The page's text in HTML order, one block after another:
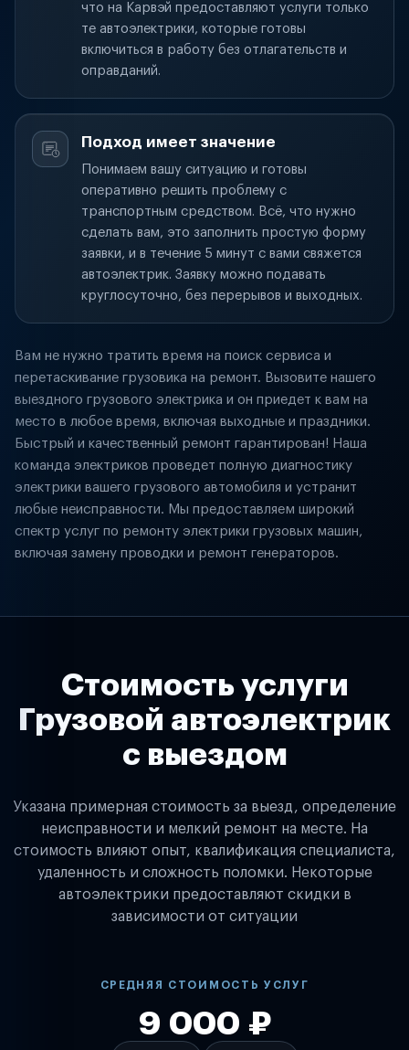
что на Карвэй предоставляют услуги только
те автоэлектрики, которые готовы
включиться в работу без отлагательств и
оправданий.
Подход имеет значение
Понимаем вашу ситуацию и готовы
оперативно решить проблему с
транспортным средством. Всё, что нужно
сделать вам, это заполнить простую форму
заявки, и в течение 5 минут с вами свяжется
автоэлектрик. Заявку можно подавать
круглосуточно, без перерывов и выходных.
Вам не нужно тратить время на поиск сервиса и
перетаскивание грузовика на ремонт. Вызовите нашего
выездного грузового электрика и он приедет к вам на
место в любое время, включая выходные и праздники.
Быстрый и качественный ремонт гарантирован! Наша
команда электриков проведет полную диагностику
электрики вашего грузового автомобиля и устранит
любые неисправности. Мы предоставляем широкий
спектр услуг по ремонту электрики грузовых машин,
включая замену проводки и ремонт генераторов.
Стоимость услуги
Грузовой автоэлектрик
с выездом
Указана примерная стоимость за выезд, определение
неисправности и мелкий ремонт на месте. На
стоимость влияют опыт, квалификация специалиста,
удаленность и сложность поломки. Некоторые
автоэлектрики предоставляют скидки в
зависимости от ситуации
СРЕДНЯЯ СТОИМОСТЬ УСЛУГ
9 000 ₽